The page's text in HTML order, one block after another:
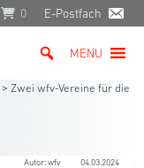
0 E-Postfach
MENU
> Zwei wfv-Vereine für die
Autor: wfv 04.03.2024